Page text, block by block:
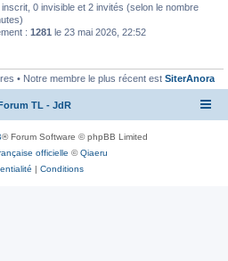
0 invisible et 2 invités (selon le nombre
: 1281 le 23 mai 2026, 22:52
• Notre membre le plus récent est SiterAnora
TL - JdR
® Forum Software © phpBB Limited
officielle ©Qiaeru
| Conditions